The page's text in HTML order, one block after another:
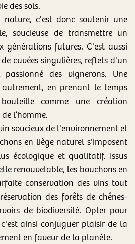
des sols.
nature, c'est donc soutenir une
soucieuse de transmettre un
futures. C'est aussi
cuvées singulières, reflets d'un
des vignerons. Une
en prenant le temps
comme une création
l’homme.
soucieux de l'environnement et
en liège naturel s'imposent
écologique et qualitatif. Issus
renouvelable, les bouchons en
conservation des vins tout
des forêts de chênes-
de biodiversité. Opter pour
ainsi conjuguer plaisir de la
en faveur de la planète.